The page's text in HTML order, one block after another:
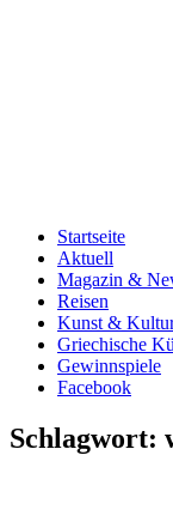
Startseite
Aktuell
Magazin &
Reisen
Kunst &
Griechische
Gewinnspiele
Facebook
Schlagwort: